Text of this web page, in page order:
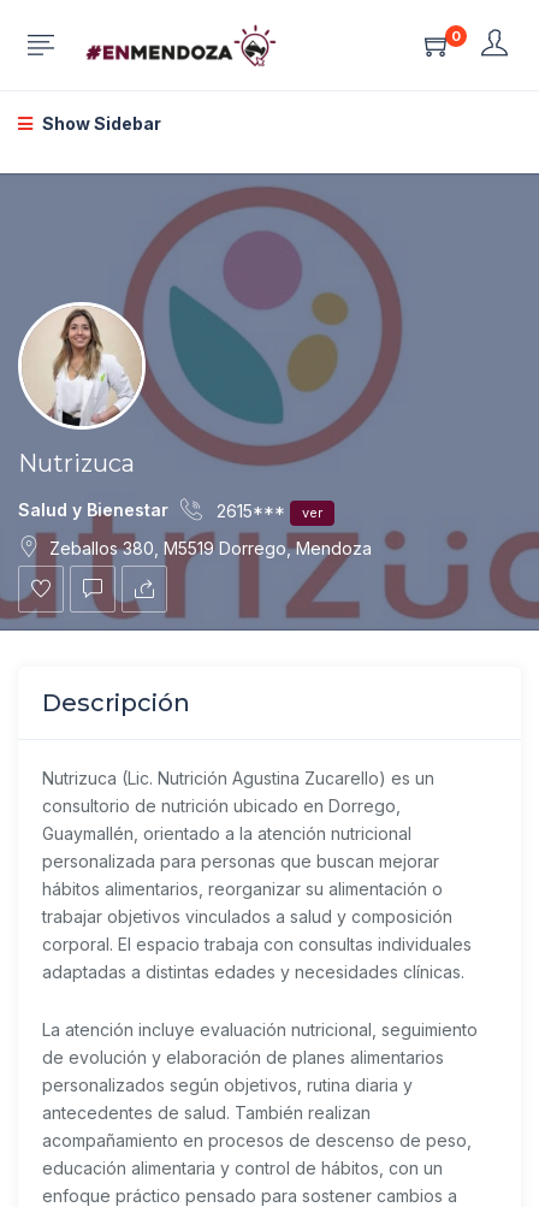
0
Show Sidebar
Nutrizuca
Salud y Bienestar 2615*** ver
Zeballos 380, M5519 Dorrego, Mendoza
Descripción
Nutrizuca (Lic. Nutrición Agustina Zucarello) es un
consultorio de nutrición ubicado en Dorrego,
Guaymallén, orientado a la atención nutricional
personalizada para personas que buscan mejorar
hábitos alimentarios, reorganizar su alimentación o
trabajar objetivos vinculados a salud y composición
corporal. El espacio trabaja con consultas individuales
adaptadas a distintas edades y necesidades clínicas.
La atención incluye evaluación nutricional, seguimiento
de evolución y elaboración de planes alimentarios
personalizados según objetivos, rutina diaria y
antecedentes de salud. También realizan
acompañamiento en procesos de descenso de peso,
educación alimentaria y control de hábitos, con un
enfoque práctico pensado para sostener cambios a